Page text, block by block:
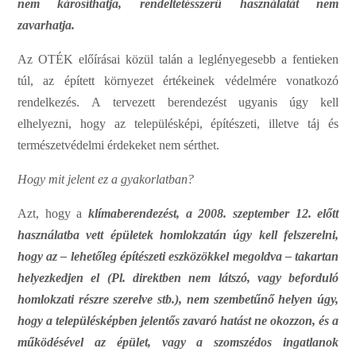
nem károsíthatja, rendeltetésszerű használatátnem
zavarhatja.
Az OTÉK előírásai közül talána leglényegesebbafentieken
túl,az épített környezetértékeinek védelmére vonatkozó
rendelkezés. A tervezett berendezést ugyanis úgykell
elhelyezni, hogy az településképi, építészeti, illetve táj és
természetvédelmi érdekeket nem sérthet.
Hogymit jelent ez a gyakorlatban?
Azt, hogya klímaberendezést, a2008. szeptember 12.előtt
használatbavett épületek homlokzatán úgy kell felszerelni,
hogy az – lehetőleg építészeti eszközökkel megoldva – takartan
helyezkedjenel (Pl. direktbennem látszó, vagy beforduló
homlokzati részre szerelve stb.), nem szembetűnőhelyen úgy,
hogy a településképben jelentős zavaró hatástne okozzon, és a
működésével az épület, vagy a szomszédos ingatlanok